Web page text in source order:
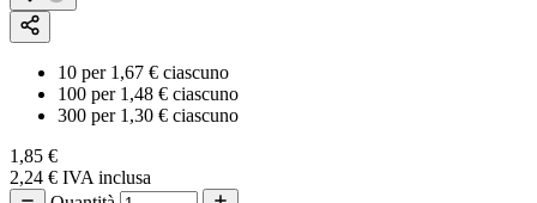
10 per 1,67 € ciascuno
100 per 1,48 € ciascuno
300 per 1,30 € ciascuno
1,85 €
2,24 € IVA inclusa